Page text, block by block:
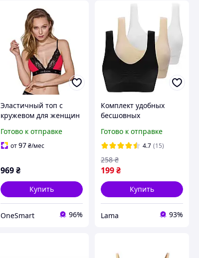
Эластичный топ с
кружевом для женщин
без косточек красный
черный для
Готово к отправке
от97 ₴/мес
969 ₴
Купить
OneSmart 96%
Комплект удобных
бесшовных
Ahh Bra 3 шт (черный,
белый, бежевый)
Готово к отправке
4.7 (15)
199₴
258 ₴
Купить
Lama 93%